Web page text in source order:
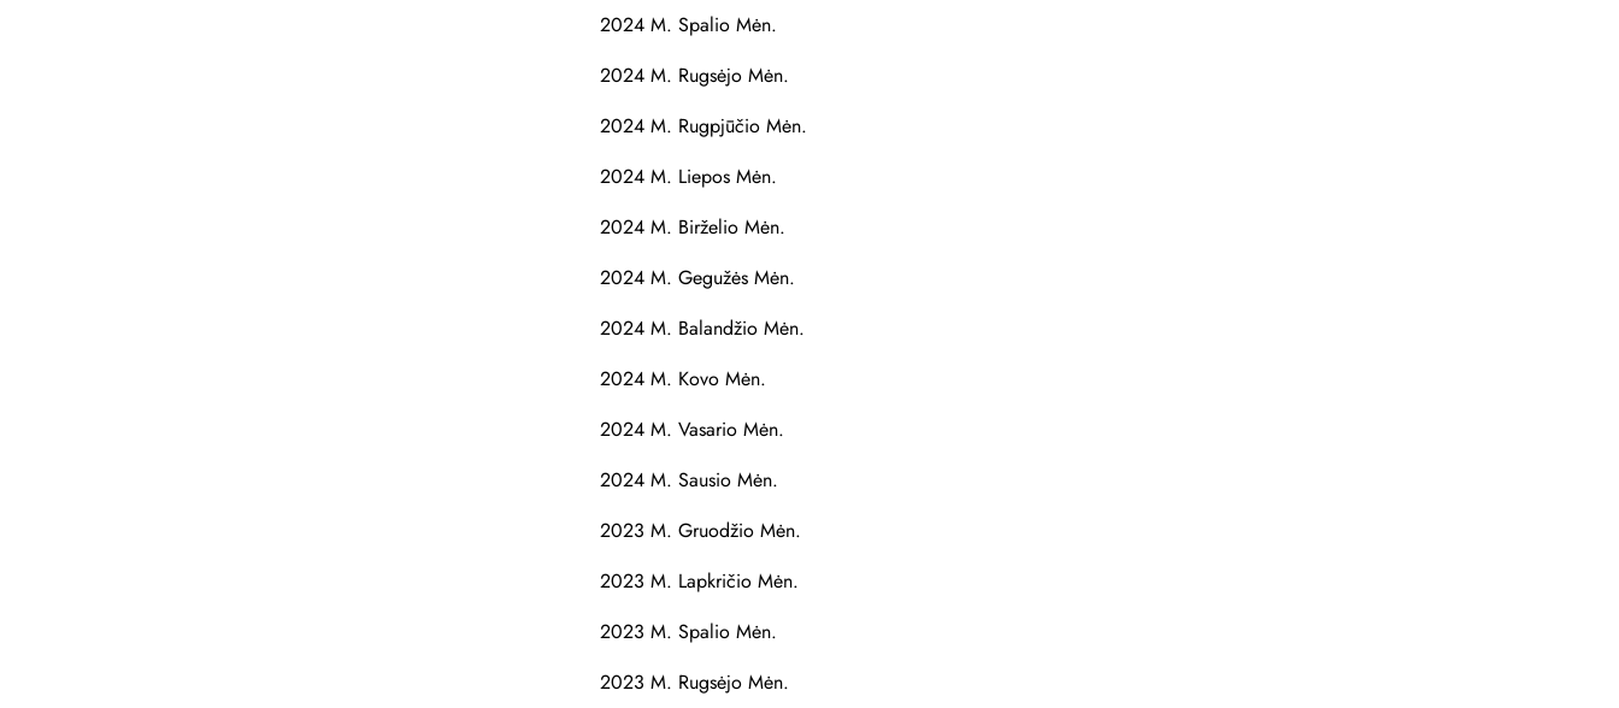
2024 M. Spalio Mėn.
2024 M. Rugsėjo Mėn.
2024 M. Rugpjūčio Mėn.
2024 M. Liepos Mėn.
2024 M. Birželio Mėn.
2024 M. Gegužės Mėn.
2024 M. Balandžio Mėn.
2024 M. Kovo Mėn.
2024 M. Vasario Mėn.
2024 M. Sausio Mėn.
2023 M. Gruodžio Mėn.
2023 M. Lapkričio Mėn.
2023 M. Spalio Mėn.
2023 M. Rugsėjo Mėn.